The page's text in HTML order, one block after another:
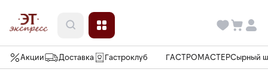
Акции Доставка Гастроклуб ГАСТРОМАСТЕРСырный